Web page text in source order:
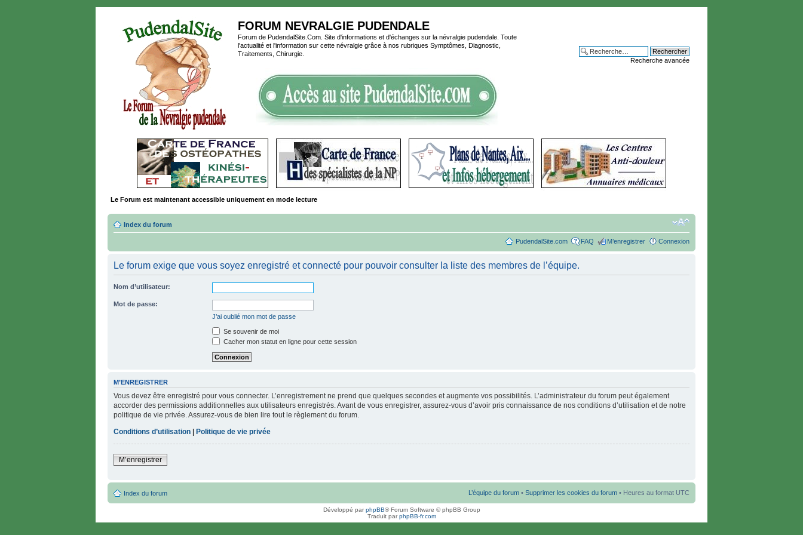
FORUM NEVRALGIE PUDENDALE
Forum de PudendalSite.Com. Site d'informations et d'échanges sur la névralgie pudendale. Toute
l'actualité et l'information sur cette névralgie grâce à nos rubriques Symptômes, Diagnostic,
Traitements, Chirurgie.
Recherche avancée
Le Forum est maintenant accessible uniquement en mode lecture
Index du forum
PudendalSite.com FAQ M’enregistrer Connexion
Le forum exige que vous soyez enregistré et connecté pour pouvoir consulter la liste des membres de l’équipe.
Nom d’utilisateur:
Mot de passe:
J’ai oublié mon mot de passe
Se souvenir de moi
Cacher mon statut en ligne pour cette session
M’ENREGISTRER
Vous devez être enregistré pour vous connecter. L’enregistrement ne prend que quelques secondes et augmente vos possibilités. L’administrateur du forum peut également
accorder des permissions additionnelles aux utilisateurs enregistrés. Avant de vous enregistrer, assurez-vous d’avoir pris connaissance de nos conditions d’utilisation et de notre
politique de vie privée. Assurez-vous de bien lire tout le règlement du forum.
Conditions d’utilisation
Politique de vie privée
M’enregistrer
Index du forum L’équipe du forum • Supprimer les cookies du forum • Heures au format UTC
Développé parphpBB® Forum Software © phpBB Group
Traduit parphpBB-fr.com